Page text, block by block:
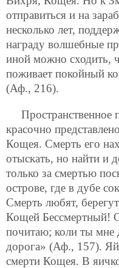
отправиться и на
несколько лет,
награду волшебные
иной можно сходить,
поживает покойный
(Аф., 216).
Пространственное
красочно
Кощея. Смерть его
отыскать, но найти и
только за смертью
острове, где в дубе
Смерть любят,
Кощей Бессмертный!
почитаю; коли ты мне
дорога» (Аф., 157).
смерти Кощея. В